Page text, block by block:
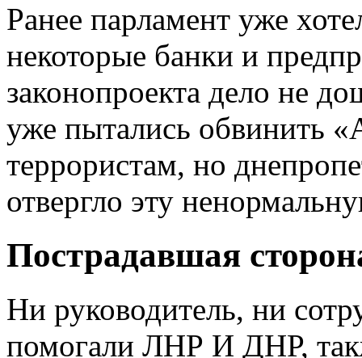
Ранее парламент уже
некоторые банки и
законопроекта дело не
уже пытались обвинить
террористам, но
отвергло эту
Пострадавшая
Ни руководитель, ни
помогали ЛНР И ДНР,